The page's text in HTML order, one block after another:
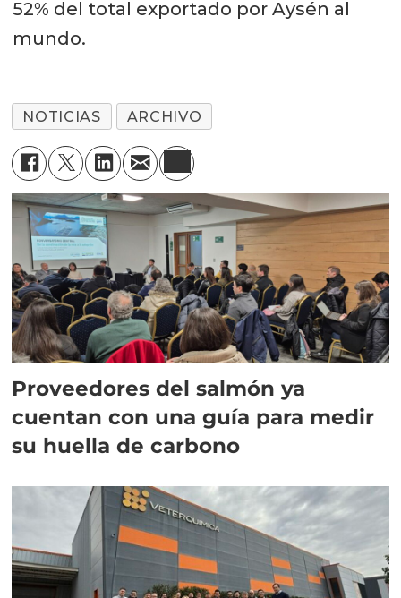
52% del total exportado por Aysén al
mundo.
NOTICIAS ARCHIVO
Proveedores del salmón ya
cuentan con una guía para medir
su huella de carbono